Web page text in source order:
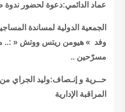
عماد الدائمي:دعوة لحضور
الجمعية الدولية لمساندة
وفد » هيومن ريتس ووتش « :..
مسرّحين ..
حــرية و إنـصاف:وليد الجراي
المراقبة الإدارية